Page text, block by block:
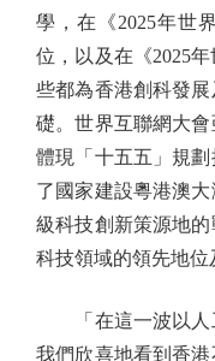
學，在《2025年世
位，以及在《2025
些都為香港創科發
礎。世界互聯網大
體現「十五五」規
了國家建設粵港澳
級科技創新策源地
科技領域的領先地位
「在這一波以人
我們欣喜地看到香